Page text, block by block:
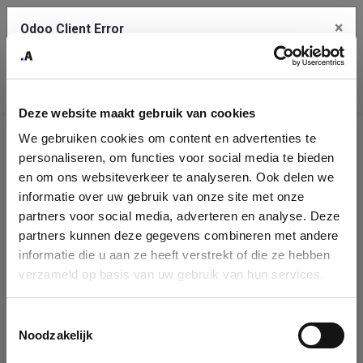
Deze website maakt gebruik van cookies
We gebruiken cookies om content en advertenties te
personaliseren, om functies voor social media te bieden
en om ons websiteverkeer te analyseren. Ook delen we
informatie over uw gebruik van onze site met onze
partners voor social media, adverteren en analyse. Deze
partners kunnen deze gegevens combineren met andere
informatie die u aan ze heeft verstrekt of die ze hebben
verzameld op basis van uw gebruik van hun services.
Noodzakelijk
Company
Identification
Please fill in your company details
You can search a company in our database by name, VAT or
enterprise ID. When a company is selected it will auto-complete the
form. If you don't find your company in our database, you can create
Odoo Client Error ×
service.
See details
Ok